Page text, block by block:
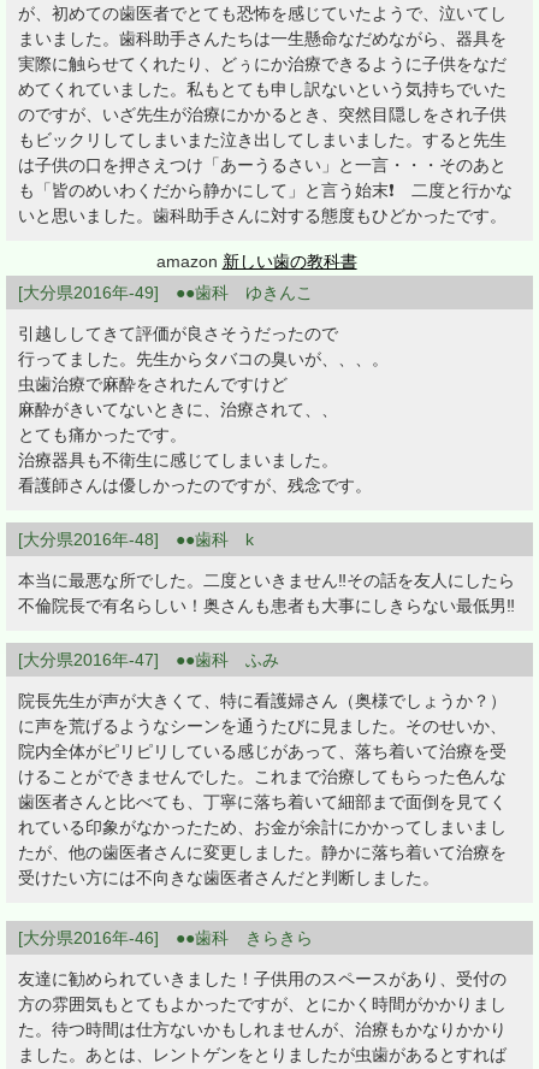
が、初めての歯医者でとても恐怖を感じていたようで、泣いてし
まいました。歯科助手さんたちは一生懸命なだめながら、器具を
実際に触らせてくれたり、どぅにか治療できるように子供をなだ
めてくれていました。私もとても申し訳ないという気持ちでいた
のですが、いざ先生が治療にかかるとき、突然目隠しをされ子供
もビックリしてしまいまた泣き出してしまいました。すると先生
は子供の口を押さえつけ「あーうるさい」と一言・・・そのあと
も「皆のめいわくだから静かにして」と言う始末❗ 二度と行かな
いと思いました。歯科助手さんに対する態度もひどかったです。
amazon 新しい歯の教科書
[大分県2016年-49] ●●歯科 ゆきんこ
引越ししてきて評価が良さそうだったので
行ってました。先生からタバコの臭いが、、、。
虫歯治療で麻酔をされたんですけど
麻酔がきいてないときに、治療されて、、
とても痛かったです。
治療器具も不衛生に感じてしまいました。
看護師さんは優しかったのですが、残念です。
[大分県2016年-48] ●●歯科 k
本当に最悪な所でした。二度といきません‼その話を友人にしたら
不倫院長で有名らしい！奥さんも患者も大事にしきらない最低男‼
[大分県2016年-47] ●●歯科 ふみ
院長先生が声が大きくて、特に看護婦さん（奥様でしょうか？）
に声を荒げるようなシーンを通うたびに見ました。そのせいか、
院内全体がピリピリしている感じがあって、落ち着いて治療を受
けることができませんでした。これまで治療してもらった色んな
歯医者さんと比べても、丁寧に落ち着いて細部まで面倒を見てく
れている印象がなかったため、お金が余計にかかってしまいまし
たが、他の歯医者さんに変更しました。静かに落ち着いて治療を
受けたい方には不向きな歯医者さんだと判断しました。
[大分県2016年-46] ●●歯科 きらきら
友達に勧められていきました！子供用のスペースがあり、受付の
方の雰囲気もとてもよかったですが、とにかく時間がかかりまし
た。待つ時間は仕方ないかもしれませんが、治療もかなりかかり
ました。あとは、レントゲンをとりましたが虫歯があるとすれば